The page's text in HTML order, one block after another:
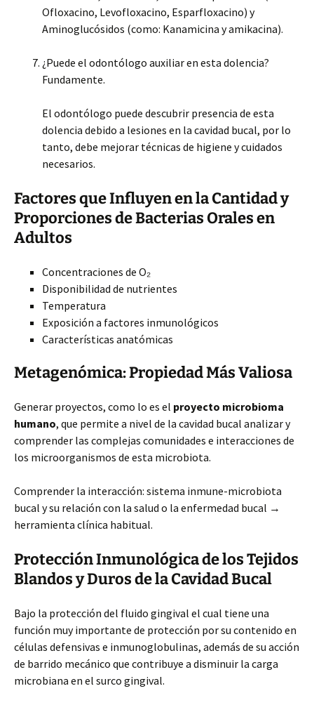
Ofloxacino, Levofloxacino, Esparfloxacino) y
Aminoglucósidos (como: Kanamicina y amikacina).
¿Puede el odontólogo auxiliar en esta dolencia?
Fundamente.
El odontólogo puede descubrir presencia de esta
dolencia debido a lesiones en la cavidad bucal, por lo
tanto, debe mejorar técnicas de higiene y cuidados
necesarios.
Factores que Influyen en la Cantidad y
Proporciones de Bacterias Orales en
Adultos
Concentraciones de O₂
Disponibilidad de nutrientes
Temperatura
Exposición a factores inmunológicos
Características anatómicas
Metagenómica: Propiedad Más Valiosa
Generar proyectos, como lo es el proyecto microbioma
humano, que permite a nivel de la cavidad bucal analizar y
comprender las complejas comunidades e interacciones de
los microorganismos de esta microbiota.
Comprender la interacción: sistema inmune-microbiota
bucal y su relación con la salud o la enfermedad bucal →
herramienta clínica habitual.
Protección Inmunológica de los Tejidos
Blandos y Duros de la Cavidad Bucal
Bajo la protección del fluido gingival el cual tiene una
función muy importante de protección por su contenido en
células defensivas e inmunoglobulinas, además de su acción
de barrido mecánico que contribuye a disminuir la carga
microbiana en el surco gingival.